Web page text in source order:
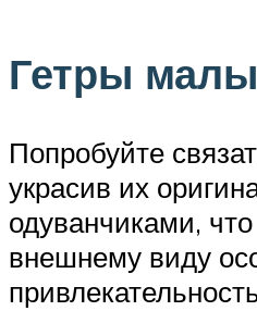
Гетры
Попробуйте
украсив их
одуванчиками,
внешнему виду